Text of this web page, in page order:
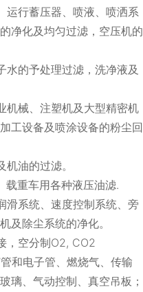
运行蓄压器、喷液、喷洒系
净化及均匀过滤，空压机的
水的予处理过滤，洗净液及
机械、注塑机及大型精密机
工设备及喷涂设备的粉尘回
油的过滤。
载重车用各种液压油滤.
滑系统、速度控制系统、旁
及除尘系统的净化。
，空分制O2, CO2
和电子管、燃烧气、传输
璃、气动控制、真空吊板；